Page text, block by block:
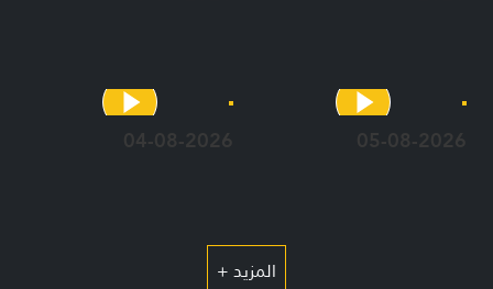
05-08-2026
04-08-2026
المزيد +